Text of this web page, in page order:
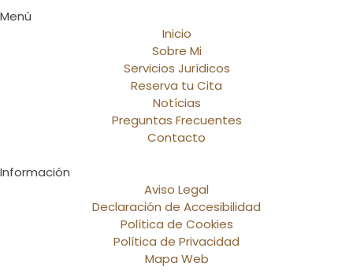
Menú
Inicio
Sobre Mi
Servicios Jurídicos
Reserva tu Cita
Notícias
Preguntas Frecuentes
Contacto
Información
Aviso Legal
Declaración de Accesibilidad
Política de Cookies
Política de Privacidad
Mapa Web